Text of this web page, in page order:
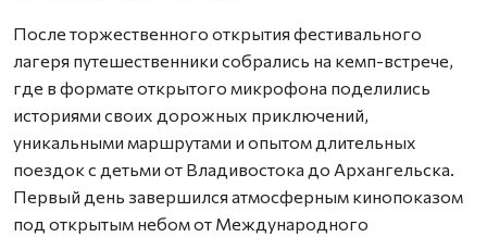
После торжественного открытия фестивального
лагеря путешественники собрались на кемп-встрече,
где в формате открытого микрофона поделились
историями своих дорожных приключений,
уникальными маршрутами и опытом длительных
поездок с детьми от Владивостока до Архангельска.
Первый день завершился атмосферным кинопоказом
под открытым небом от Международного